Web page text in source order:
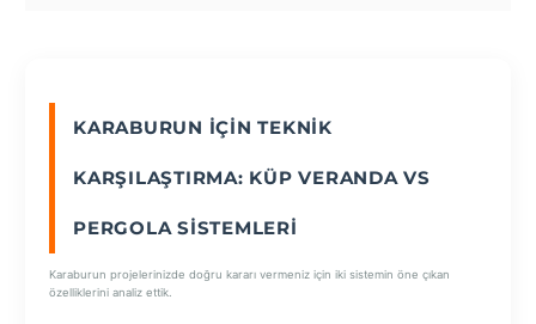
KARABURUN İÇIN TEKNIK
KARŞILAŞTIRMA: KÜP VERANDA VS
PERGOLA SISTEMLERI
Karaburun projelerinizde doğru kararı vermeniz için iki sistemin öne çıkan
özelliklerini analiz ettik.
SEÇ